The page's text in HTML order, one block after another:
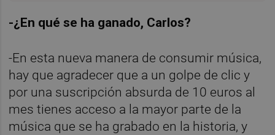
-¿En qué se ha ganado, Carlos?
-En esta nueva manera de consumir música,
hay que agradecer que a un golpe de clic y
por una suscripción absurda de 10 euros al
mes tienes acceso a la mayor parte de la
música que se ha grabado en la historia, y